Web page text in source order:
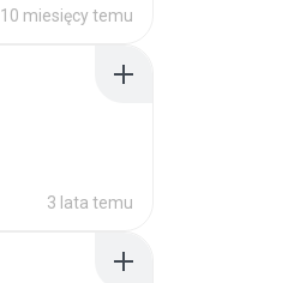
10 miesięcy temu
3 lata temu